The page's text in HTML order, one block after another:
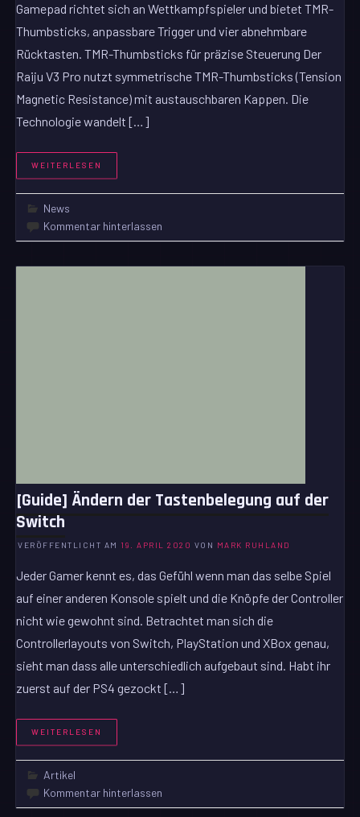
Gamepad richtet sich an Wettkampfspieler und bietet TMR-
Thumbsticks, anpassbare Trigger und vier abnehmbare
Rücktasten. TMR-Thumbsticks für präzise Steuerung Der
Raiju V3 Pro nutzt symmetrische TMR-Thumbsticks (Tension
Magnetic Resistance) mit austauschbaren Kappen. Die
Technologie wandelt […]
WEITERLESEN
News
Kommentar hinterlassen
[Guide] Ändern der Tastenbelegung auf der
Switch
VERÖFFENTLICHT AM 19. APRIL 2020 VON MARK RUHLAND
Jeder Gamer kennt es, das Gefühl wenn man das selbe Spiel
auf einer anderen Konsole spielt und die Knöpfe der Controller
nicht wie gewohnt sind. Betrachtet man sich die
Controllerlayouts von Switch, PlayStation und XBox genau,
sieht man dass alle unterschiedlich aufgebaut sind. Habt ihr
zuerst auf der PS4 gezockt […]
WEITERLESEN
Artikel
Kommentar hinterlassen